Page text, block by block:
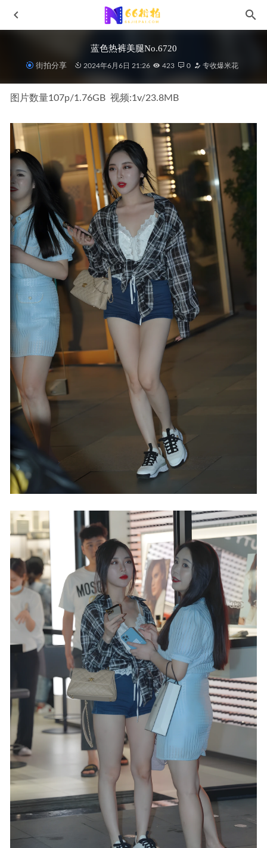
蓝色热裤美腿No.6720
街拍分享 2024年6月6日 21:26 423 0 专收爆米花
图片数量107p/1.76GB  视频:1v/23.8MB
大理的漫时光m200818
2021-07-14
时尚皮裤搭配No.7103 2024-08-04
粉白靓丽青春时尚No.6552
2024-05-05
橙子摄影-午后黑撕(上)J10314
2026-06-21
青春靓丽少女No.6965 2024-07-24